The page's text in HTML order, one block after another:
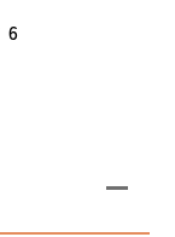
6